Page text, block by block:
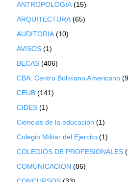
ANTROPOLOGIA (15)
ARQUITECTURA (65)
AUDITORIA (10)
AVISOS (1)
BECAS (406)
CBA: Centro Boliviano Americano
CEUB (141)
CIDES (1)
Ciencias de la educación (1)
Colegio Militar del Ejercito (1)
COLEGIOS DE PROFESIONALES
COMUNICACION (86)